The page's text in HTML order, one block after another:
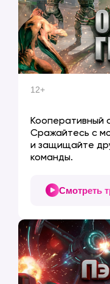
12+
Кооперативный
Сражайтесь с
и защищайте
команды.
Смотреть